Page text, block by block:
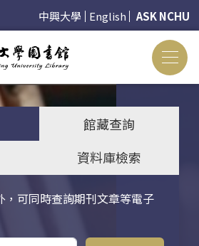
中興大學 English ASK NCHU
館藏查詢
資料庫檢索
，可同時查詢期刊文章等電子